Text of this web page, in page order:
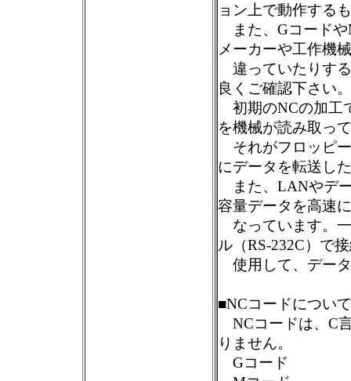
ョン上で動作する
また、Gコードや
メーカーや工作機
違っていたりす
良くご確認下さい。
初期のNCの加工
を機械が読み取っ
それがフロッピ
にデータを転送し
また、LANやデ
容量データを高速
なっています。
ル（RS-232C）で
使用して、デー
■NCコードについて
NCコードは、C
りません。
Gコード